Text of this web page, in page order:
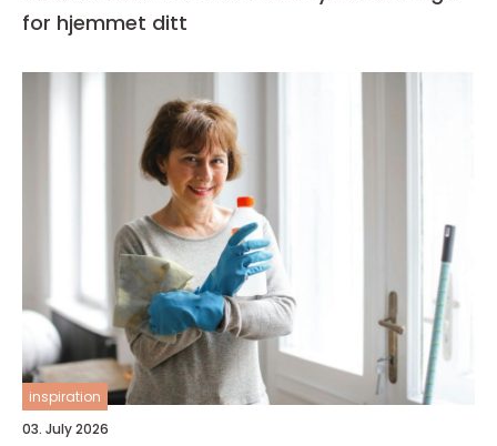
for hjemmet ditt
inspiration
03. July 2026